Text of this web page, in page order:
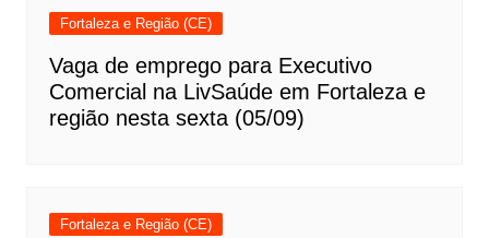
Fortaleza e Região (CE)
Vaga de emprego para Executivo
Comercial na LivSaúde em Fortaleza e
região nesta sexta (05/09)
Fortaleza e Região (CE)